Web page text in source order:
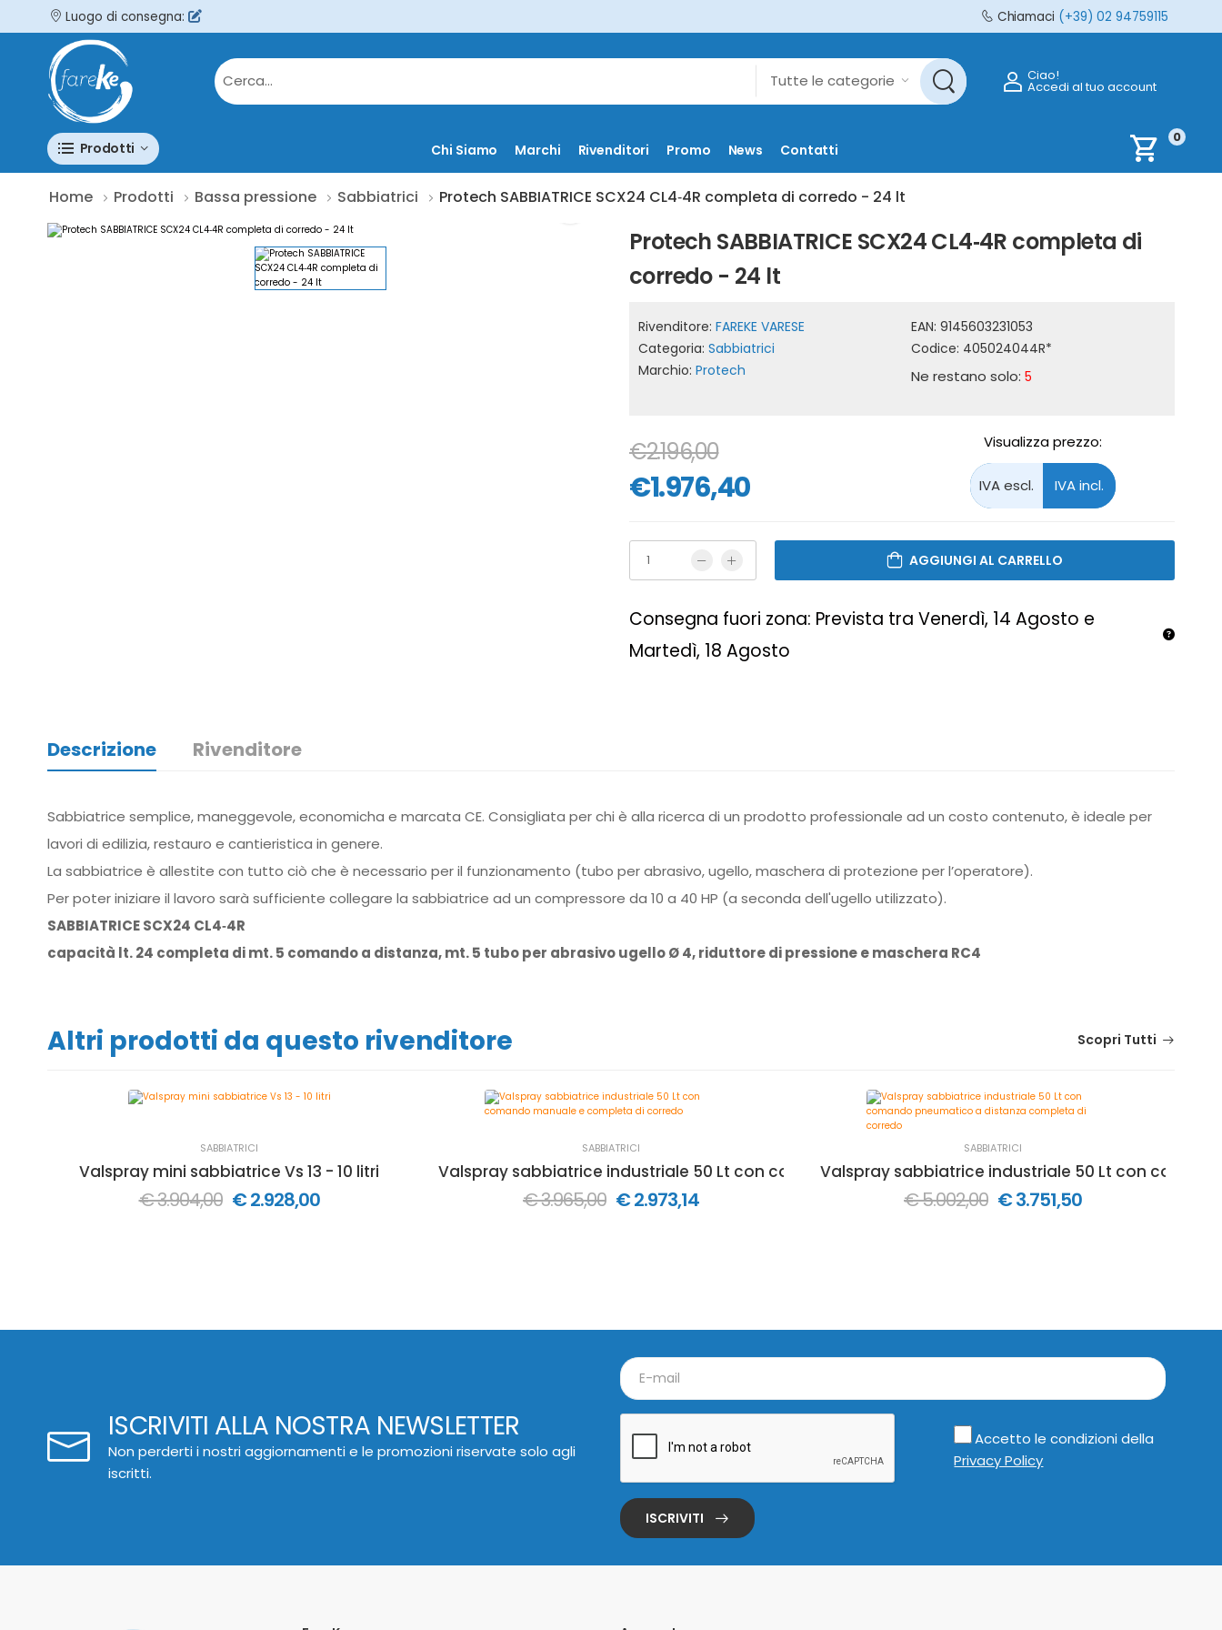
Luogo di consegna: Chiamaci (+39) 02 94759115
Ciao!
Accedi al tuo account
Prodotti Chi Siamo Marchi Rivenditori Promo News Contatti shopping_cart 0
Home Prodotti Bassa pressione Sabbiatrici Protech SABBIATRICE SCX24 CL4‐4R completa di corredo - 24 lt
Protech SABBIATRICE SCX24 CL4‐4R completa di
corredo - 24 lt
Rivenditore: FAREKE VARESE
Categoria: Sabbiatrici
Marchio: Protech
EAN: 9145603231053
Codice: 405024044R*
Ne restano solo: 5
€2.196,00
€1.976,40
Visualizza prezzo:
AGGIUNGI AL CARRELLO
Consegna fuori zona: Prevista tra Venerdì, 14 Agosto e
Martedì, 18 Agosto
Descrizione Rivenditore
Sabbiatrice semplice, maneggevole, economicha e marcata CE. Consigliata per chi è alla ricerca di un prodotto professionale ad un costo contenuto, è ideale per
lavori di edilizia, restauro e cantieristica in genere.
La sabbiatrice è allestite con tutto ciò che è necessario per il funzionamento (tubo per abrasivo, ugello, maschera di protezione per l’operatore).
Per poter iniziare il lavoro sarà sufficiente collegare la sabbiatrice ad un compressore da 10 a 40 HP (a seconda dell'ugello utilizzato).
SABBIATRICE SCX24 CL4‐4R
capacità lt. 24 completa di mt. 5 comando a distanza, mt. 5 tubo per abrasivo ugello Ø 4, riduttore di pressione e maschera RC4
Altri prodotti da questo rivenditore Scopri Tutti
SABBIATRICI
Valspray mini sabbiatrice Vs 13 - 10 litri
€ 3.904,00 € 2.928,00
SABBIATRICI
Valspray sabbiatrice industriale 50 Lt con comando manuale e completa di corredo
€ 3.965,00 € 2.973,14
SABBIATRICI
Valspray sabbiatrice industriale 50 Lt con
€ 5.002,00 € 3.751,50
ISCRIVITI ALLA NOSTRA NEWSLETTER
Non perderti i nostri aggiornamenti e le promozioni riservate solo agli
iscritti.
Accetto le condizioni della
Privacy Policy
ISCRIVITI